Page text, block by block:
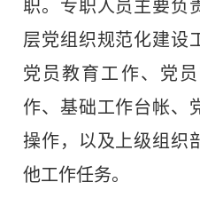
职。专职人员主要负
层党组织规范化建设
党员教育工作、党
作、基础工作台帐、
操作，以及上级组织
他工作任务。